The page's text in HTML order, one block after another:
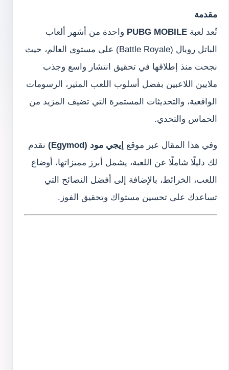
مقدمة
تُعد لعبة PUBG MOBILE واحدة من أشهر ألعاب
الباتل رويال (Battle Royale) على مستوى العالم، حيث
نجحت منذ إطلاقها في تحقيق انتشار واسع وجذب
ملايين اللاعبين بفضل أسلوب اللعب المثير، الرسومات
الواقعية، والتحديثات المستمرة التي تضيف المزيد من
الحماس والتحدي.
وفي هذا المقال عبر موقع إيجي مود (Egymod)
نقدم
لك دليلًا شاملًا عن اللعبة، يشمل أبرز مميزاتها، أوضاع
اللعب، الخرائط، بالإضافة إلى أفضل النصائح التي
تساعدك على تحسين مستواك وتحقيق الفوز.